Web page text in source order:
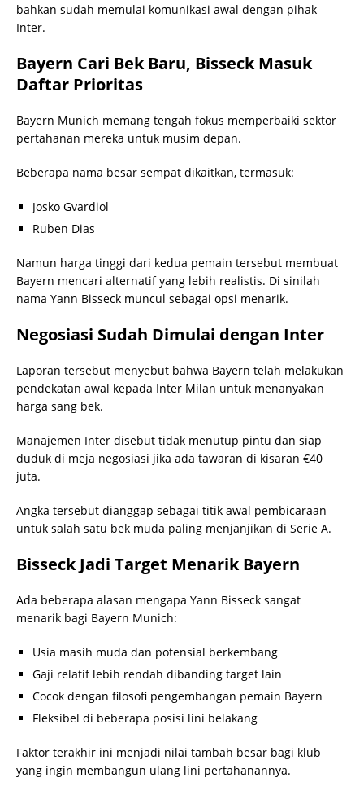
bahkan sudah memulai komunikasi awal dengan pihak
Inter.
Bayern Cari Bek Baru, Bisseck Masuk
Daftar Prioritas
Bayern Munich memang tengah fokus memperbaiki sektor
pertahanan mereka untuk musim depan.
Beberapa nama besar sempat dikaitkan, termasuk:
Josko Gvardiol
Ruben Dias
Namun harga tinggi dari kedua pemain tersebut membuat
Bayern mencari alternatif yang lebih realistis. Di sinilah
nama Yann Bisseck muncul sebagai opsi menarik.
Negosiasi Sudah Dimulai dengan Inter
Laporan tersebut menyebut bahwa Bayern telah melakukan
pendekatan awal kepada Inter Milan untuk menanyakan
harga sang bek.
Manajemen Inter disebut tidak menutup pintu dan siap
duduk di meja negosiasi jika ada tawaran di kisaran €40
juta.
Angka tersebut dianggap sebagai titik awal pembicaraan
untuk salah satu bek muda paling menjanjikan di Serie A.
Bisseck Jadi Target Menarik Bayern
Ada beberapa alasan mengapa Yann Bisseck sangat
menarik bagi Bayern Munich:
Usia masih muda dan potensial berkembang
Gaji relatif lebih rendah dibanding target lain
Cocok dengan filosofi pengembangan pemain Bayern
Fleksibel di beberapa posisi lini belakang
Faktor terakhir ini menjadi nilai tambah besar bagi klub
yang ingin membangun ulang lini pertahanannya.